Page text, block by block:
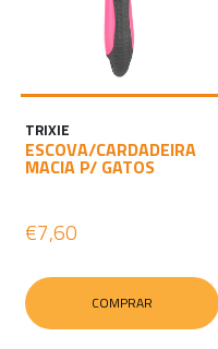
TRIXIE
ESCOVA/CARDADEIRA
MACIA P/ GATOS
€7,60
COMPRAR